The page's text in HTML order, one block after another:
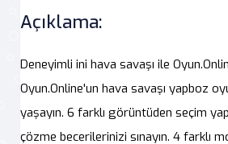
Açıklama:
Deneyimli ini hava savaşı ile
Oyun.Online'un hava savaşı yapboz
yaşayın. 6 farklı görüntüden seçim
çözme becerilerinizi sınayın. 4 farklı